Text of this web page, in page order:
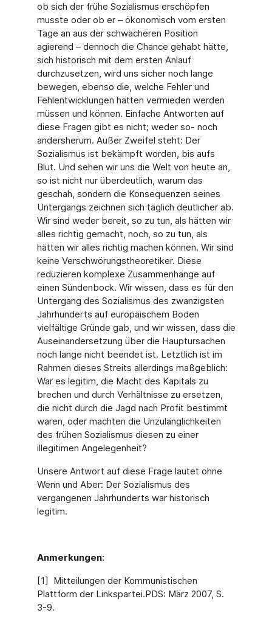
ob sich der frühe Sozialismus erschöpfen
musste oder ob er – ökonomisch vom ersten
Tage an aus der schwächeren Position
agierend – dennoch die Chance gehabt hätte,
sich historisch mit dem ersten Anlauf
durchzusetzen, wird uns sicher noch lange
bewegen, ebenso die, welche Fehler und
Fehlentwicklungen hätten vermieden werden
müssen und können. Einfache Antworten auf
diese Fragen gibt es nicht; weder so- noch
andersherum. Außer Zweifel steht: Der
Sozialismus ist bekämpft worden, bis aufs
Blut. Und sehen wir uns die Welt von heute an,
so ist nicht nur überdeutlich, warum das
geschah, sondern die Konsequenzen seines
Untergangs zeichnen sich täglich deutlicher ab.
Wir sind weder bereit, so zu tun, als hätten wir
alles richtig gemacht, noch, so zu tun, als
hätten wir alles richtig machen können. Wir sind
keine Verschwörungstheoretiker. Diese
reduzieren komplexe Zusammenhänge auf
einen Sündenbock. Wir wissen, dass es für den
Untergang des Sozialismus des zwanzigsten
Jahrhunderts auf europäischem Boden
vielfältige Gründe gab, und wir wissen, dass die
Auseinandersetzung über die Hauptursachen
noch lange nicht beendet ist. Letztlich ist im
Rahmen dieses Streits allerdings maßgeblich:
War es legitim, die Macht des Kapitals zu
brechen und durch Verhältnisse zu ersetzen,
die nicht durch die Jagd nach Profit bestimmt
waren, oder machten die Unzulänglichkeiten
des frühen Sozialismus diesen zu einer
illegitimen Angelegenheit?
Unsere Antwort auf diese Frage lautet ohne
Wenn und Aber: Der Sozialismus des
vergangenen Jahrhunderts war historisch
legitim.
Anmerkungen:
[1] Mitteilungen der Kommunistischen
Plattform der Linkspartei.PDS: März 2007, S.
3-9.